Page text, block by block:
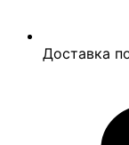
Доставка